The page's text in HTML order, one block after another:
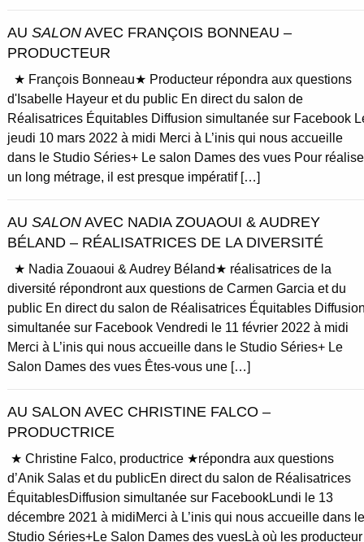
AU SALONAVEC FRANÇOIS BONNEAU –
PRODUCTEUR
★ François Bonneau★ Producteur répondra aux questions
d'Isabelle Hayeur et du public En direct du salon de
Réalisatrices Équitables Diffusion simultanée sur Facebook
jeudi 10 mars 2022 à midi Merci à L’inis qui nous accueille
dans le Studio Séries+ Le salon Dames des vues Pour
un long métrage, il est presque impératif […]
AU SALONAVEC NADIA ZOUAOUI & AUDREY
BÉLAND – RÉALISATRICES DE LA DIVERSITÉ
★ Nadia Zouaoui & Audrey Béland★ réalisatrices de la
diversité répondront aux questions de Carmen Garcia et du
public En direct du salon de Réalisatrices Équitables
simultanée sur Facebook Vendredi le 11 février 2022 à midi
Merci à L’inis qui nous accueille dans le Studio Séries+ Le
Salon Dames des vues Êtes-vous une […]
AU SALON AVEC CHRISTINE FALCO –
PRODUCTRICE
★ Christine Falco, productrice ★répondra aux questions
d’Anik Salas et du publicEn direct du salon de Réalisatrices
ÉquitablesDiffusion simultanée sur FacebookLundi le 13
décembre 2021 à midiMerci à L’inis qui nous accueille dans le
Studio Séries+Le Salon Dames des vuesLà où les producteur